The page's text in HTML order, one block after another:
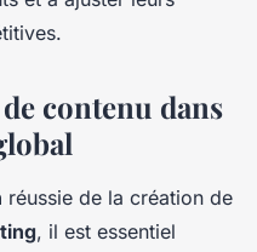
contenu dans
réussie de la création de
, il est essentiel